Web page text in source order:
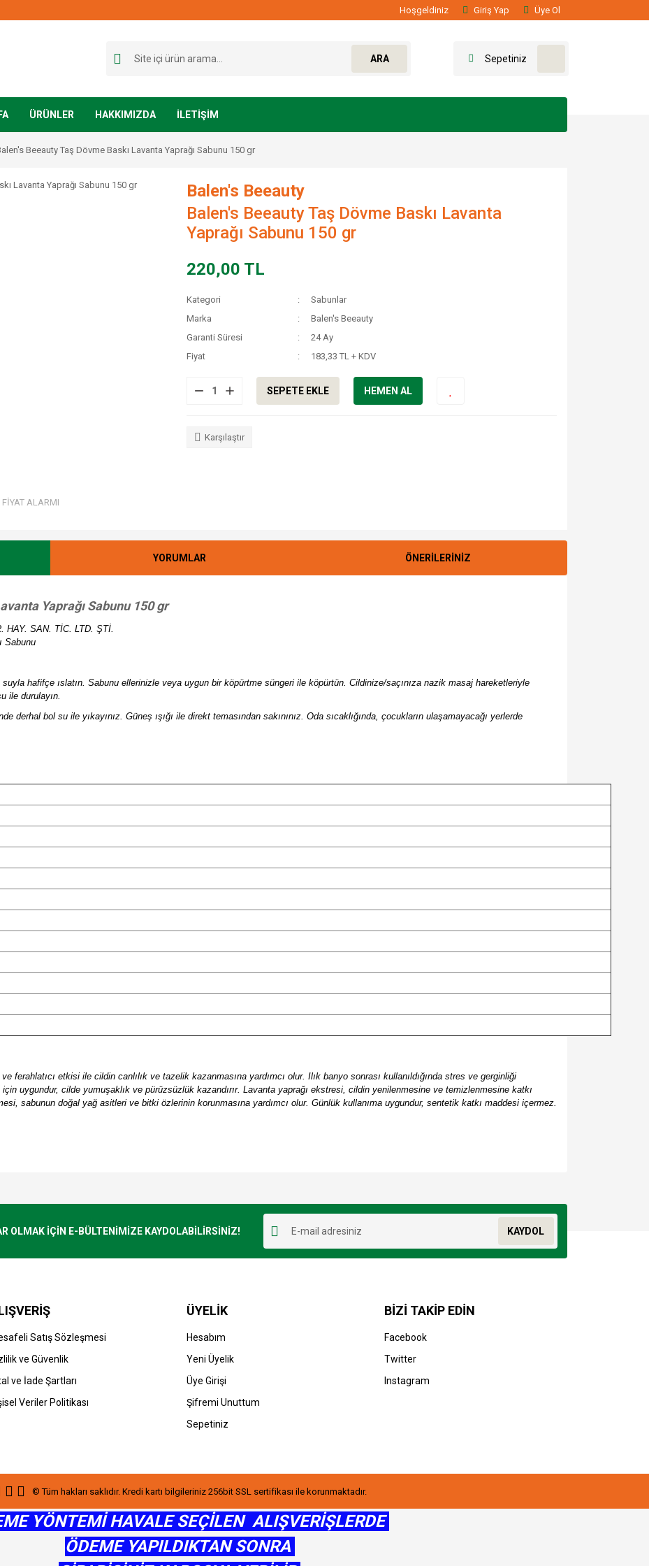
Hoşgeldiniz Giriş Yap Üye Ol
ARA Sepetiniz
ÜRÜNLER HAKKIMIZDA İLETİŞİM
Beeauty Taş Dövme Baskı Lavanta Yaprağı Sabunu 150 gr
FİYAT ALARMI
Balen's Beeauty
Balen's Beeauty Taş Dövme Baskı Lavanta
Yaprağı Sabunu 150 gr
220,00 TL
Kategori
Sabunlar
Marka
Balen's Beeauty
Garanti Süresi
24 Ay
Fiyat
183,33 TL + KDV
SEPETE EKLE HEMEN AL
Karşılaştır
YORUMLAR ÖNERİLERİNİZ
Yaprağı Sabunu 150 gr
HAY. SAN. TİC. LTD. ŞTİ.
Sabunu
suyla hafifçe ıslatın. Sabunu ellerinizle veya uygun bir köpürtme süngeri ile köpürtün. Cildinize/saçınıza nazik masaj hareketleriyle
ile durulayın.
derhal bol su ile yıkayınız. Güneş ışığı ile direkt temasından sakınınız. Oda sıcaklığında, çocukların ulaşamayacağı yerlerde
ferahlatıcı etkisi ile cildin canlılık ve tazelik kazanmasına yardımcı olur. Ilık banyo sonrası kullanıldığında stres ve gerginliği
uygundur, cilde yumuşaklık ve pürüzsüzlük kazandırır. Lavanta yaprağı ekstresi, cildin yenilenmesine ve temizlenmesine katkı
sabunun doğal yağ asitleri ve bitki özlerinin korunmasına yardımcı olur. Günlük kullanıma uygundur, sentetik katkı maddesi içermez.
Gönder
OLMAK İÇİN E-BÜLTENİMİZE KAYDOLABİLİRSİNİZ! KAYDOL
Satış Sözleşmesi
ve Güvenlik
ve İade Şartları
Veriler Politikası
ÜYELİK
Hesabım
Yeni Üyelik
Üye Girişi
Şifremi Unuttum
Sepetiniz
BİZİ TAKİP EDİN
Facebook
Twitter
Instagram
© Tüm hakları saklıdır. Kredi kartı bilgileriniz 256bit SSL sertifikası ile korunmaktadır.
YÖNTEMİ HAVALE SEÇİLEN ALIŞVERİŞLERDE
ÖDEME YAPILDIKTAN SONRA